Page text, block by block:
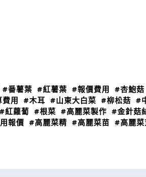
#番薯葉 #紅薯葉 #報價費用 #杏鮑菇
用 #木耳 #山東大白菜 #柳松菇 #
#紅蘿蔔 #根菜 #高麗菜製作 #金針菇
報價 #高麗菜精 #高麗菜苗 #高麗菜